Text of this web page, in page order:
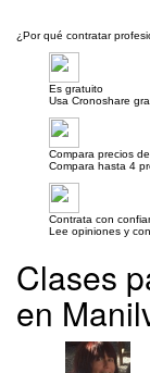
¿Por qué contratar
Es gratuito
Usa Cronoshare
Compara precios
Compara hasta 4
Contrata con
Lee opiniones y
Clases
en